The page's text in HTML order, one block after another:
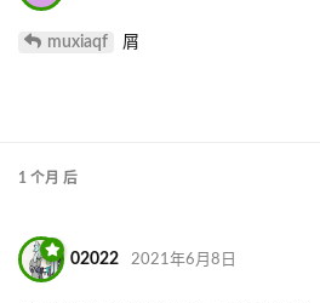
muxiaqf 屑
1 个月 后
02022 2021年6月8日